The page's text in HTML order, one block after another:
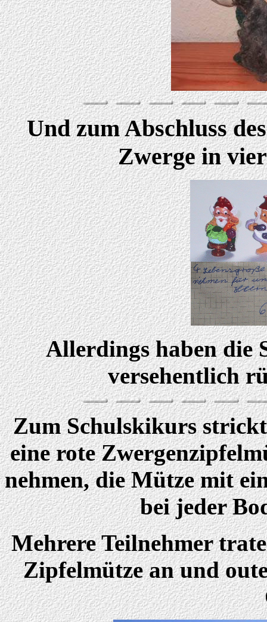
Und zum Abschluss
Zwerge in
Allerdings haben die
versehentlich
Zum Schulskikurs
eine rote
nehmen, die Mütze mit
bei jeder
Mehrere Teilnehmer
Zipfelmütze an und